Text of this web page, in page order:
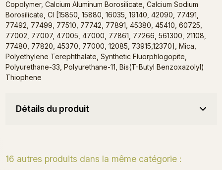
Copolymer, Calcium Aluminum Borosilicate, Calcium Sodium
Borosilicate, CI [15850, 15880, 16035, 19140, 42090, 77491,
77492, 77499, 77510, 77742, 77891, 45380, 45410, 60725,
77002, 77007, 47005, 47000, 77861, 77266, 561300, 21108,
77480, 77820, 45370, 77000, 12085, 73915,12370], Mica,
Polyethylene Terephthalate, Synthetic Fluorphlogopite,
Polyurethane-33, Polyurethane-11, Bis(T-Butyl Benzoxazolyl)
Thiophene
Détails du produit
16 autres produits dans la même catégorie :